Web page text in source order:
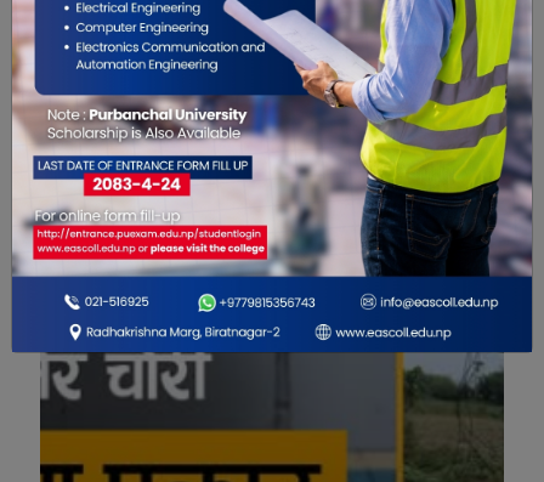
हस्पिटलको आउटरिच र
मानव संसाधन विभागको
नयाँ कार्यालय सञ्चालनमा
ल्याप्रोस्कोपिक शल्यक्रिया
सेवा सुरु
विशेष भिडियो